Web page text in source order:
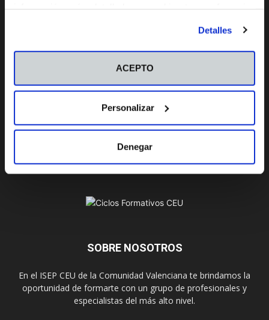
en el botón "Personalizar". Para más información puedes
visitar nuestra Política de Cookies
Detalles
ACEPTO
Personalizar
Denegar
Castellón
SOBRE NOSOTROS
En el ISEP CEU de la Comunidad Valenciana te brindamos la
oportunidad de formarte con un grupo de profesionales y
especialistas del más alto nivel.